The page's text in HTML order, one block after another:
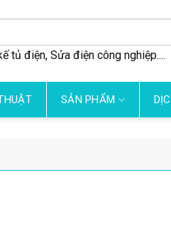
tủ điện, Sửa điện công nghiệp....
SẢN PHẨM